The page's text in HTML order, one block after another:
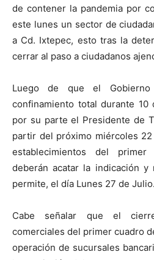
de contener la pandemia por
este lunes un sector de
a Cd. Ixtepec, esto tras la
cerrar al paso a ciudadanos
Luego de que el Gobierno
confinamiento total durante 10
por su parte el Presidente de
partir del próximo miércoles
establecimientos del
deberán acatar la indicación
permite, el día Lunes 27 de Julio.
Cabe señalar que el
comerciales del primer cuadro
operación de sucursales